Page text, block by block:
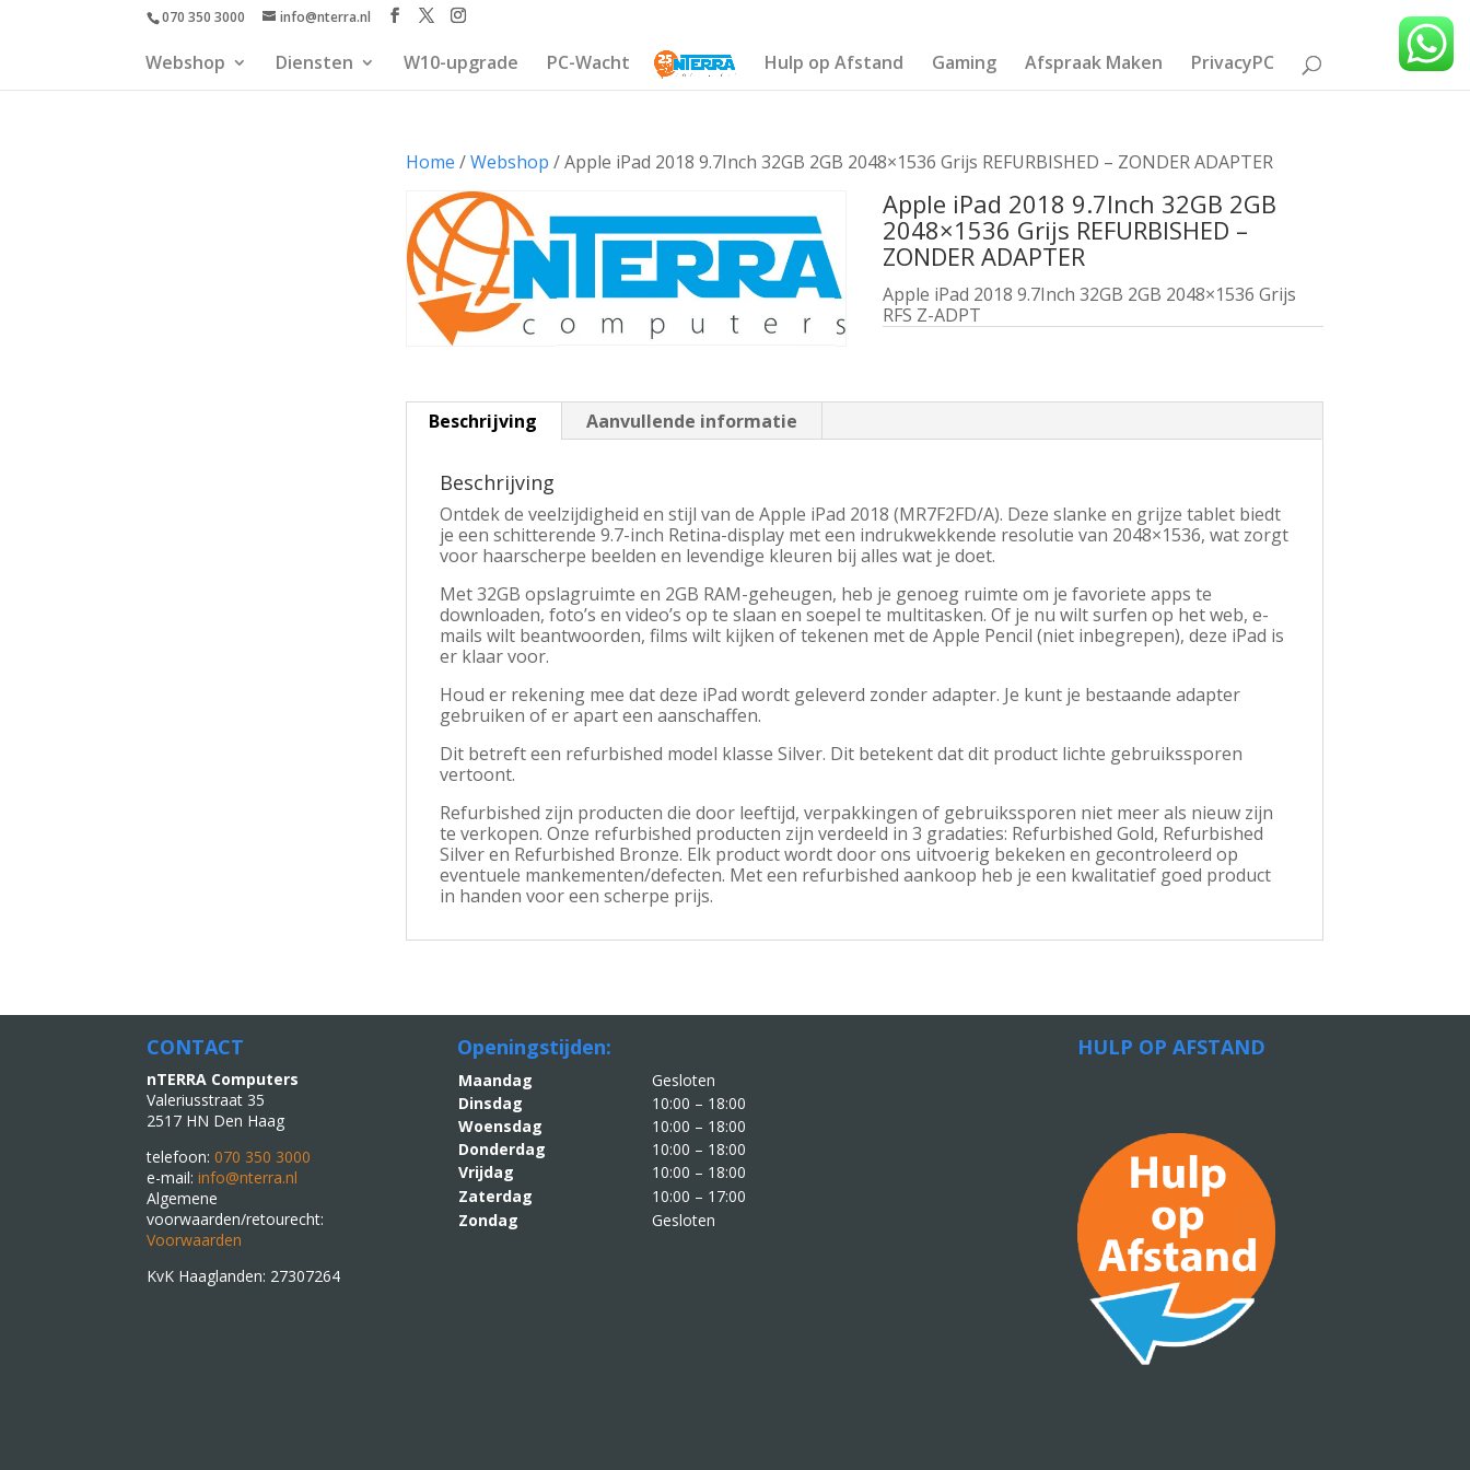
070 350 3000 info@nterra.nl
Webshop Diensten W10-upgrade PC-Wacht Hulp op Afstand Gaming Afspraak Maken PrivacyPC
Home /Webshop / Apple iPad 2018 9.7Inch 32GB 2GB 2048×1536 Grijs REFURBISHED – ZONDER ADAPTER
Apple iPad 2018 9.7Inch 32GB 2GB
2048×1536 Grijs REFURBISHED –
ZONDER ADAPTER
Apple iPad 2018 9.7Inch 32GB 2GB 2048×1536 Grijs
RFS Z-ADPT
Beschrijving Aanvullende informatie
Beschrijving
Ontdek de veelzijdigheid en stijl van de Apple iPad 2018 (MR7F2FD/A). Deze slanke en grijze tablet biedt
je een schitterende 9.7-inch Retina-display met een indrukwekkende resolutie van 2048×1536, wat zorgt
voor haarscherpe beelden en levendige kleuren bij alles wat je doet.
Met 32GB opslagruimte en 2GB RAM-geheugen, heb je genoeg ruimte om je favoriete apps te
downloaden, foto’s en video’s op te slaan en soepel te multitasken. Of je nu wilt surfen op het web, e-
mails wilt beantwoorden, films wilt kijken of tekenen met de Apple Pencil (niet inbegrepen), deze iPad is
er klaar voor.
Houd er rekening mee dat deze iPad wordt geleverd zonder adapter. Je kunt je bestaande adapter
gebruiken of er apart een aanschaffen.
Dit betreft een refurbished model klasse Silver. Dit betekent dat dit product lichte gebruikssporen
vertoont.
Refurbished zijn producten die door leeftijd, verpakkingen of gebruikssporen niet meer als nieuw zijn
te verkopen. Onze refurbished producten zijn verdeeld in 3 gradaties: Refurbished Gold, Refurbished
Silver en Refurbished Bronze. Elk product wordt door ons uitvoerig bekeken en gecontroleerd op
eventuele mankementen/defecten. Met een refurbished aankoop heb je een kwalitatief goed product
in handen voor een scherpe prijs.
CONTACT
nTERRA Computers
Valeriusstraat 35
2517 HN Den Haag
telefoon:070 350 3000
e-mail:info@nterra.nl
Algemene
voorwaarden/retourecht:
Voorwaarden
KvK Haaglanden: 27307264
Openingstijden:
Maandag
Gesloten
Dinsdag
10:00 – 18:00
Woensdag
10:00 – 18:00
Donderdag
10:00 – 18:00
Vrijdag
10:00 – 18:00
Zaterdag
10:00 – 17:00
Zondag
Gesloten
HULP OP AFSTAND